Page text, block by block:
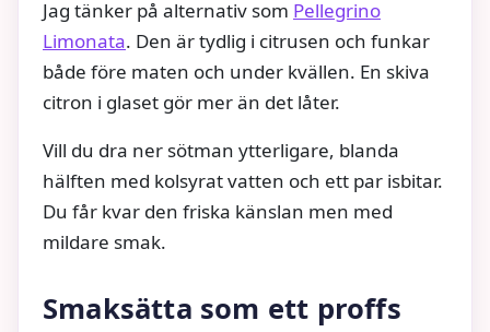
Jag tänker på alternativ som Pellegrino
Limonata. Den är tydlig i citrusen och funkar
både före maten och under kvällen. En skiva
citron i glaset gör mer än det låter.
Vill du dra ner sötman ytterligare, blanda
hälften med kolsyrat vatten och ett par isbitar.
Du får kvar den friska känslan men med
mildare smak.
Smaksätta som ett proffs